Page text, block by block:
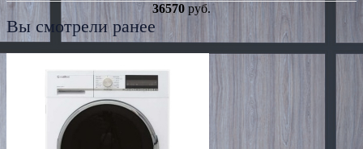
36570 руб.
Вы смотрели ранее